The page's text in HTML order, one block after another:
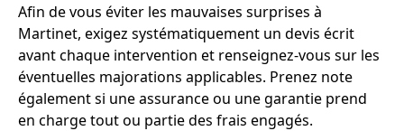
Afin de vous éviter les mauvaises surprises à
Martinet, exigez systématiquement un devis écrit
avant chaque intervention et renseignez-vous sur les
éventuelles majorations applicables. Prenez note
également si une assurance ou une garantie prend
en charge tout ou partie des frais engagés.